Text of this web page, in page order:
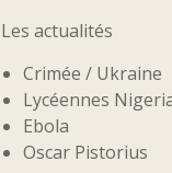
Les actualités
Crimée / Ukraine
Lycéennes
Ebola
Oscar Pistorius